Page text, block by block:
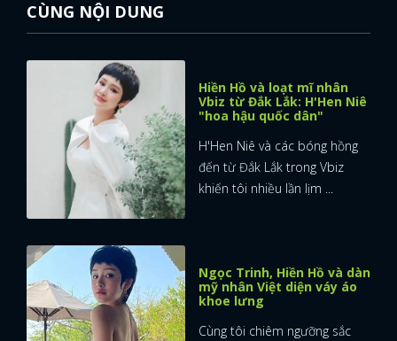
CÙNG NỘI DUNG
Hiền Hồ và loạt mĩ nhân
Vbiz từ Đắk Lắk: H'Hen Niê
"hoa hậu quốc dân"
H'Hen Niê và các bóng hồng
đến từ Đắk Lắk trong Vbiz
khiến tôi nhiều lần lịm ...
Ngọc Trinh, Hiền Hồ và dàn
mỹ nhân Việt diện váy áo
khoe lưng
Cùng tôi chiêm ngưỡng sắc